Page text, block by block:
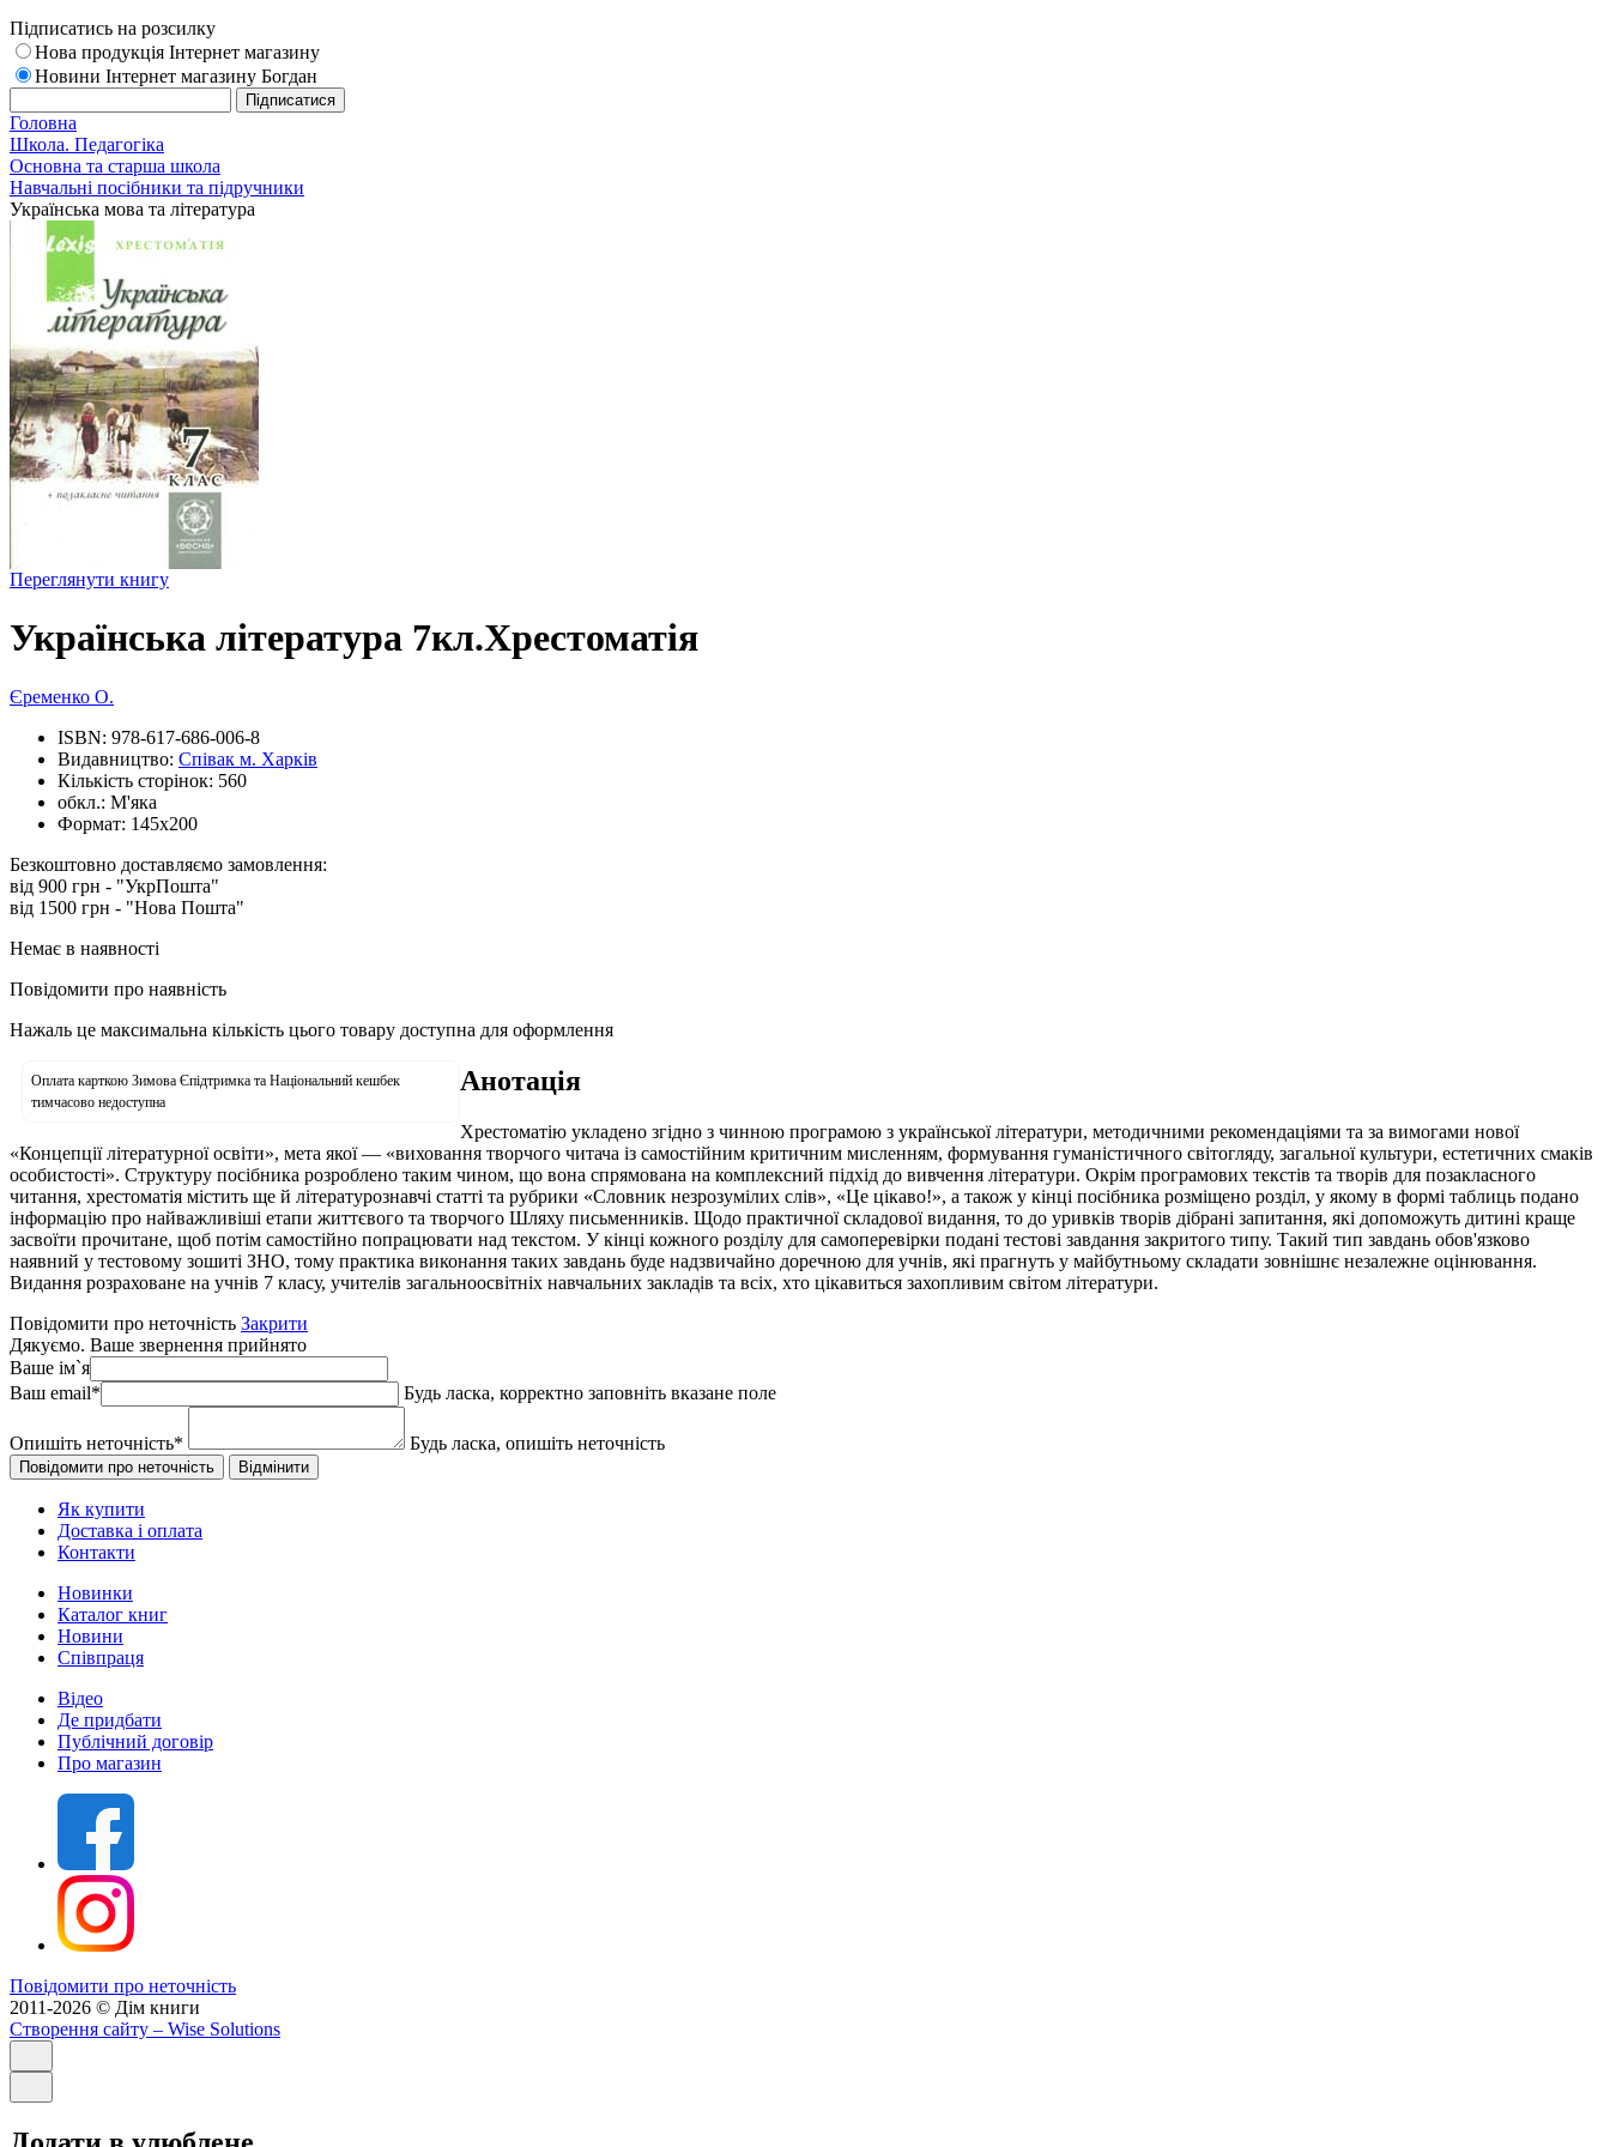
Підписатись на розсилку
Нова продукція Інтернет магазину
Новини Інтернет магазину Богдан
Головна
Школа. Педагогіка
Основна та старша школа
Навчальні посібники та підручники
Українська мова та література
Переглянути книгу
Українська література 7кл.Хрестоматія
Єременко О.
ISBN: 978-617-686-006-8
Видавництво: Співак м. Харків
Кількість сторінок: 560
обкл.: М'яка
Формат: 145х200
Безкоштовно доставляємо замовлення:
від 900 грн - "УкрПошта"
від 1500 грн - "Нова Пошта"
Немає в наявності
Повідомити про наявність
Нажаль це максимальна кількість цього товару доступна для оформлення
Оплата карткою Зимова Єпідтримка та Національний кешбек
тимчасово недоступна
Анотація
Хрестоматію укладено згідно з чинною програмою з української літератури, методичними рекомендаціями та за вимогами нової
«Концепції літературної освіти», мета якої — «виховання творчого читача із самостійним критичним мисленням, формування гуманістичного світогляду, загальної культури, естетичних смаків
особистості». Структуру посібника розроблено таким чином, що вона спрямована на комплексний підхід до вивчення літератури. Окрім програмових текстів та творів для позакласного
читання, хрестоматія містить ще й літературознавчі статті та рубрики «Словник незрозумілих слів», «Це цікаво!», а також у кінці посібника розміщено розділ, у якому в формі таблиць подано
інформацію про найважливіші етапи життєвого та творчого Шляху письменників. Щодо практичної складової видання, то до уривків творів дібрані запитання, які допоможуть дитині краще
засвоїти прочитане, щоб потім самостійно попрацювати над текстом. У кінці кожного розділу для самоперевірки подані тестові завдання закритого типу. Такий тип завдань обов'язково
наявний у тестовому зошиті ЗНО, тому практика виконання таких завдань буде надзвичайно доречною для учнів, які прагнуть у майбутньому складати зовнішнє незалежне оцінювання.
Видання розраховане на учнів 7 класу, учителів загальноосвітніх навчальних закладів та всіх, хто цікавиться захопливим світом літератури.
Повідомити про неточність Закрити
Дякуємо. Ваше звернення прийнято
Ваше ім`я
Ваш email* Будь ласка, корректно заповніть вказане поле
Опишіть неточність* Будь ласка, опишіть неточність
Як купити
Доставка і оплата
Контакти
Новинки
Каталог книг
Новини
Співпраця
Відео
Де придбати
Публічний договір
Про магазин
Повідомити про неточність
2011-2026 © Дім книги
Створення сайту – Wise Solutions